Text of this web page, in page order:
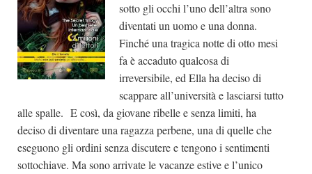
sotto gli occhi l’uno dell’altra sono
diventati un uomo e una donna.
Finché una tragica notte di otto mesi
fa è accaduto qualcosa di
irreversibile, ed Ella ha deciso di
scappare all’università e lasciarsi tutto
alle spalle. E così, da giovane ribelle e senza limiti, ha
deciso di diventare una ragazza perbene, una di quelle che
eseguono gli ordini senza discutere e tengono i sentimenti
sottochiave. Ma sono arrivate le vacanze estive e l’unico